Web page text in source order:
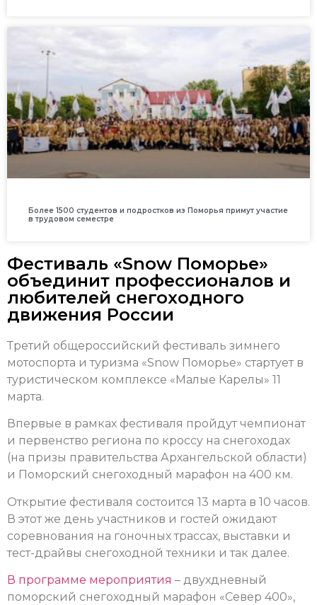
Более 1500 студентов и подростков из Поморья примут участие
в трудовом семестре
Фестиваль «Snow Поморье»
объединит профессионалов и
любителей снегоходного
движения России
Третий общероссийский фестиваль зимнего
мотоспорта и туризма «Snow Поморье» стартует в
туристическом комплексе «Малые Карелы» 11
марта.
Впервые в рамках фестиваля пройдут чемпионат
и первенство региона по кроссу на снегоходах
(на призы правительства Архангельской области)
и Поморский снегоходный марафон на 400 км.
Открытие фестиваля состоится 13 марта в 10 часов.
В этот же день участников и гостей ожидают
соревнования на гоночных трассах, выставки и
тест-драйвы снегоходной техники и так далее.
В программе мероприятия – двухдневный
поморский снегоходный марафон «Север 400»,